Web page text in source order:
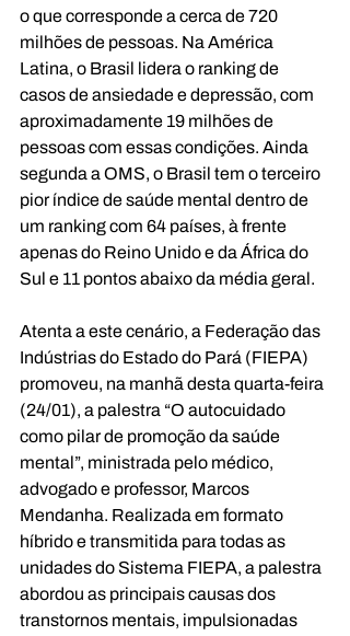
o que corresponde a cerca de 720
milhões de pessoas. Na América
Latina, o Brasil lidera o ranking de
casos de ansiedade e depressão, com
aproximadamente 19 milhões de
pessoas com essas condições. Ainda
segunda a OMS, o Brasil tem o terceiro
pior índice de saúde mental dentro de
um ranking com 64 países, à frente
apenas do Reino Unido e da África do
Sul e 11 pontos abaixo da média geral.
Atenta a este cenário, a Federação das
Indústrias do Estado do Pará (FIEPA)
promoveu, na manhã desta quarta-feira
(24/01), a palestra “O autocuidado
como pilar de promoção da saúde
mental”, ministrada pelo médico,
advogado e professor, Marcos
Mendanha. Realizada em formato
híbrido e transmitida para todas as
unidades do Sistema FIEPA, a palestra
abordou as principais causas dos
transtornos mentais, impulsionadas